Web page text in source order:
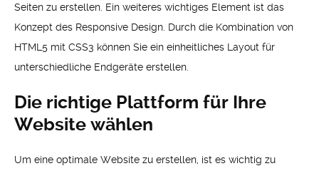
Seiten zu erstellen. Ein weiteres wichtiges Element ist das
Konzept des Responsive Design. Durch die Kombination von
HTML5 mit CSS3 können Sie ein einheitliches Layout für
unterschiedliche Endgeräte erstellen.
Die richtige Plattform für Ihre
Website wählen
Um eine optimale Website zu erstellen, ist es wichtig zu